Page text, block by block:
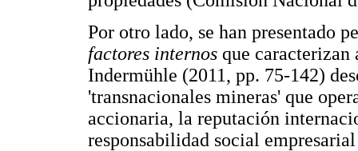
Por otro lado, se han presentado
factores internos que caracterizan
Indermühle (2011, pp. 75-142)
'transnacionales mineras' que
accionaria, la reputación
responsabilidad social